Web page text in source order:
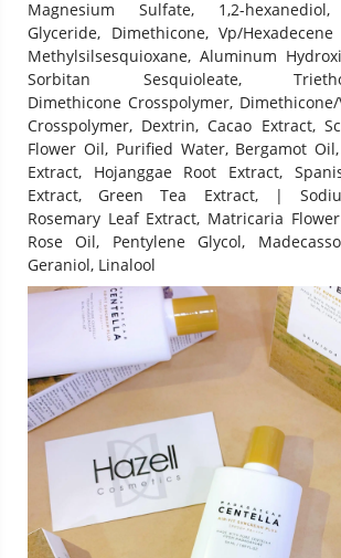
Magnesium Sulfate, 1,2-hexanediol,
Glyceride, Dimethicone, Vp/
Methylsilsesquioxane, Aluminum
Sorbitan Sesquioleate,
Dimethicone Crosspolymer,
Crosspolymer, Dextrin, Cacao Extract,
Flower Oil, Purified Water, Bergamot
Extract, Hojanggae Root Extract,
Extract, Green Tea Extract, |
Rosemary Leaf Extract, Matricaria
Rose Oil, Pentylene Glycol,
Geraniol, Linalool